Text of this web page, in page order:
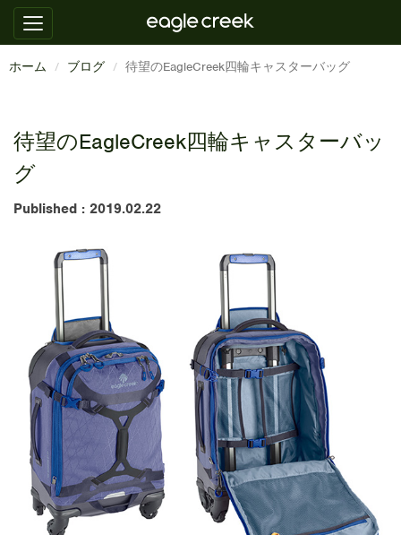
ホーム ブログ 待望のEagleCreek四輪キャスターバッグ
待望のEagleCreek四輪キャスターバッ
グ
Published : 2019.02.22